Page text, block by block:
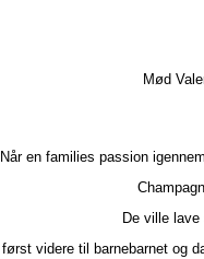
Mød
Når en families passion
De ville
først videre til barnebarnet